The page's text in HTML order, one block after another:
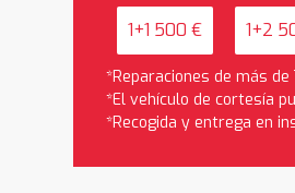
1+1 500 € 1+2
*Reparaciones de más
*El vehículo de cortesía
*Recogida y entrega en